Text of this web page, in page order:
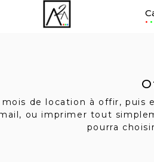
.
de location à offir,
ou imprimer tout
pourra